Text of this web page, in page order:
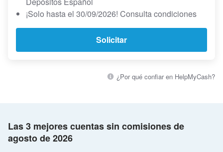
¡Solo hasta el 30/09/2026! Consulta condiciones
Solicitar
¿Por qué confiar en HelpMyCash?
Las 3 mejores cuentas sin comisiones de
agosto de 2026